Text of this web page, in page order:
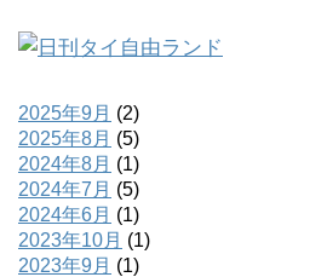
2025年9月 (2)
2025年8月 (5)
2024年8月 (1)
2024年7月 (5)
2024年6月 (1)
2023年10月 (1)
2023年9月 (1)